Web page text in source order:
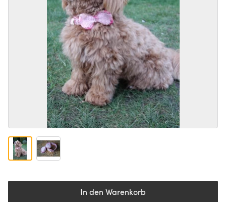
In den Warenkorb